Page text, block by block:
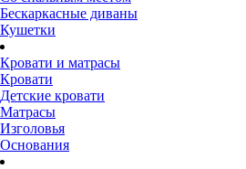
Бескаркасные диваны
Кушетки
Кровати и матрасы
Кровати
Детские кровати
Матрасы
Изголовья
Основания